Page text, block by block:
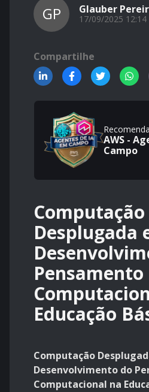
GP Glauber
17/09/2025 12:14
Compartilhe
AWS -
Campo
Computação
Desplugada
Pensamento
Educação
Computação
Desenvolvimento do
Computacional na